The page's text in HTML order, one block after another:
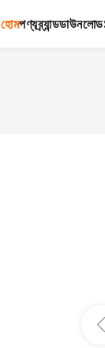
হোমপণ্যব্র্যান্ডডাউনলোড